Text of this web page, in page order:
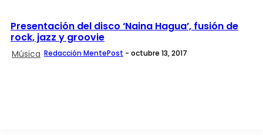
Presentación del disco ‘Naina Hagua’, fusión de
rock, jazz y groovie
Música Redacción MentePost - octubre 13, 2017